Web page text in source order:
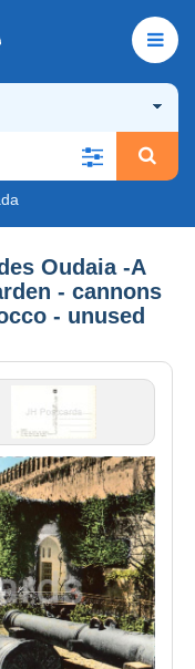
Oudaia -A
- cannons
- unused